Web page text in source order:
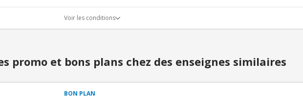
Voir les conditions
promo et bons plans chez des enseignes similaires
BON PLAN